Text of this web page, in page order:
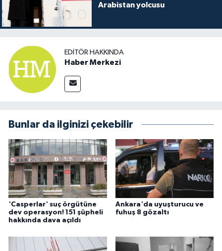
Arabistan yolcusu
EDITÖR HAKKINDA
Haber Merkezi
Bunlar da ilginizi çekebilir
'Casperlar' suç örgütüne
dev operasyon! 151 şüpheli
hakkında dava açıldı
Ankara'da uyuşturucu ve
fuhuş 8 gözaltı